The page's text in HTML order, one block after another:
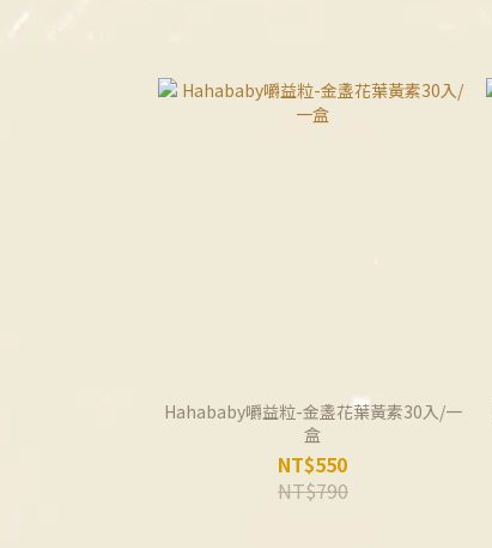
Hahababy嚼益粒-金盞花葉黃素30入/一
盒
NT$550
NT$790